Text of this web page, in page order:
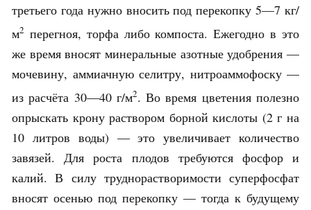
третьего года нужно вносить под перекопку 5—7 кг/
м2 перегноя, торфа либо компоста. Ежегодно в это
же время вносят минеральные азотные удобрения —
мочевину, аммиачную селитру, нитроаммофоску —
из расчёта 30—40 г/м2. Во время цветения полезно
опрыскать крону раствором борной кислоты (2 г на
10 литров воды) — это увеличивает количество
завязей. Для роста плодов требуются фосфор и
калий. В силу труднорастворимости суперфосфат
вносят осенью под перекопку — тогда к будущему